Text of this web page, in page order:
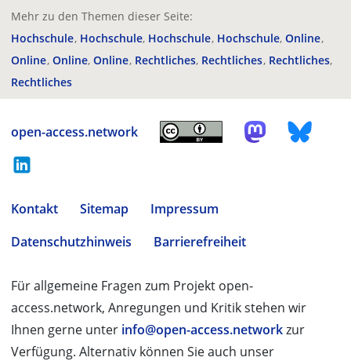
Mehr zu den Themen dieser Seite:
Hochschule Hochschule Hochschule Hochschule Online
Online Online Online Rechtliches Rechtliches Rechtliches
Rechtliches
open-access.network
Kontakt Sitemap
Impressum
Datenschutzhinweis
Barrierefreiheit
Für allgemeine Fragen zum Projekt open-
access.network, Anregungen und Kritik stehen wir
Ihnen gerne unter info@open-access.networkzur
Verfügung. Alternativ können Sie auch unser